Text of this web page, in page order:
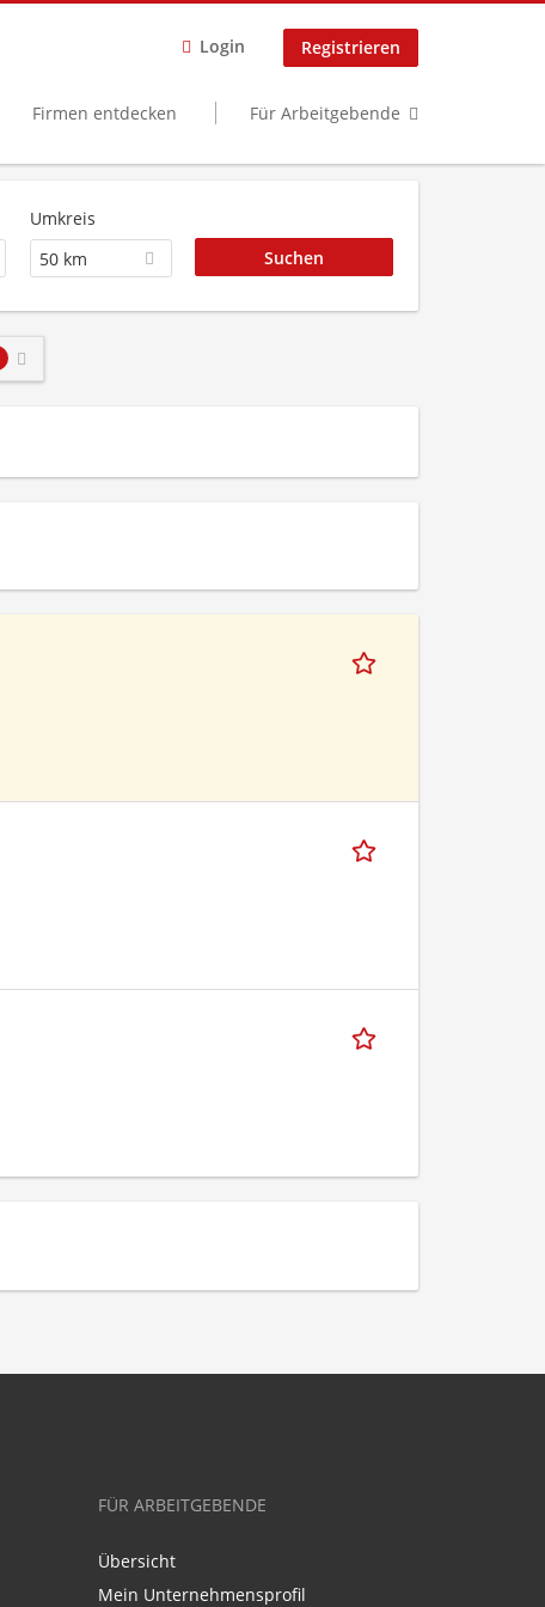
Login Registrieren
Firmen entdecken Für Arbeitgebende
Umkreis
50 km
FÜR ARBEITGEBENDE
Übersicht
Mein Unternehmensprofil